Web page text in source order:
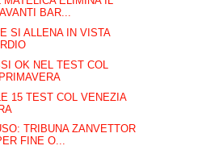
BAR...
SI ALLENA IN VISTA
OK NEL TEST COL
15 TEST COL VENEZIA
TRIBUNA ZANVETTOR
FINE O...